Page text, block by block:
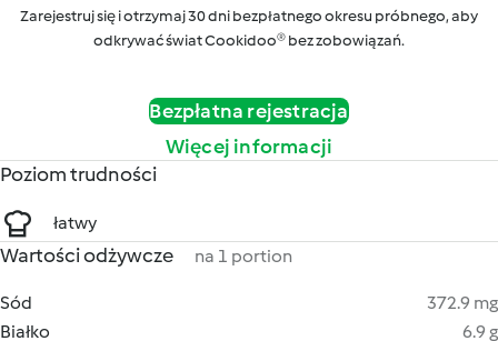
Zarejestruj się i otrzymaj 30 dni bezpłatnego okresu próbnego, aby
odkrywać świat Cookidoo® bez zobowiązań.
Bezpłatna rejestracja
Więcej informacji
Poziom trudności
łatwy
Wartości odżywcze na 1 portion
Sód
372.9 mg
Białko
6.9 g